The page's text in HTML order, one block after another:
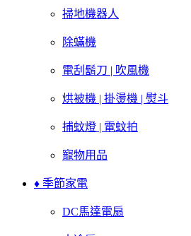
掃地機器人
除蟎機
電刮鬍刀 | 吹風機
烘被機 | 掛燙機 | 熨斗
捕蚊燈 | 電蚊拍
寵物用品
♦ 季節家電
DC馬達電扇